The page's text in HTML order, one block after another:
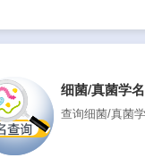
细菌/真菌学
查询细菌/真菌